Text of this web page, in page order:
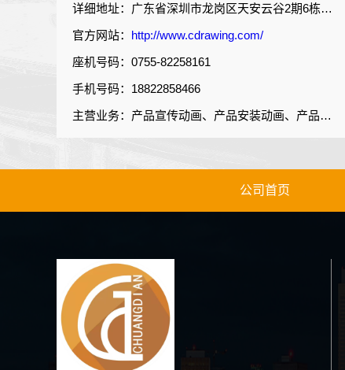
详细地址：广东省深圳市龙岗区天安云谷2期6栋西座8楼801室
官方网站： http://www.cdrawing.com/
座机号码：0755-82258161
手机号码：18822858466
主营业务：产品宣传动画、产品安装动画、产品原理动画、产品使用动画、户型展示动画、建筑影视动画、VR虚拟空间展示等
公司首页